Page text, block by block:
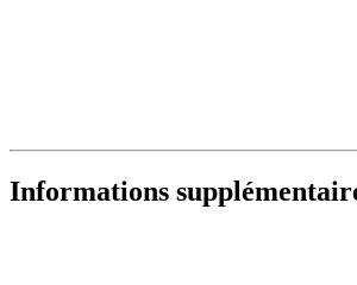
Informations